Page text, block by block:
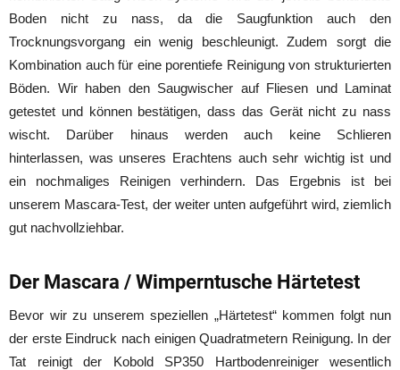
Boden nicht zu nass, da die Saugfunktion auch den
Trocknungsvorgang ein wenig beschleunigt. Zudem sorgt die
Kombination auch für eine porentiefe Reinigung von strukturierten
Böden. Wir haben den Saugwischer auf Fliesen und Laminat
getestet und können bestätigen, dass das Gerät nicht zu nass
wischt. Darüber hinaus werden auch keine Schlieren
hinterlassen, was unseres Erachtens auch sehr wichtig ist und
ein nochmaliges Reinigen verhindern. Das Ergebnis ist bei
unserem Mascara-Test, der weiter unten aufgeführt wird, ziemlich
gut nachvollziehbar.
Der Mascara / Wimperntusche Härtetest
Bevor wir zu unserem speziellen „Härtetest“ kommen folgt nun
der erste Eindruck nach einigen Quadratmetern Reinigung. In der
Tat reinigt der Kobold SP350 Hartbodenreiniger wesentlich